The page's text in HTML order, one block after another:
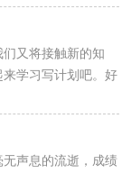
又将接触新的知
学习写计划吧。好
学继续教...
声息的流逝，成绩